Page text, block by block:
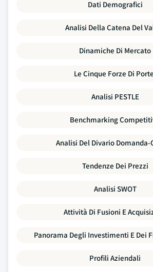
Dati Demografici
Analisi Della Catena Del
Dinamiche Di Mercato
Le Cinque Forze Di
Analisi PESTLE
Benchmarking
Analisi Del Divario
Tendenze Dei Prezzi
Analisi SWOT
Attività Di Fusioni E
Panorama Degli Investimenti E Dei
Profili Aziendali